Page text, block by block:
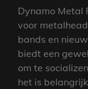
Dynamo Metal
voor
bands en
biedt een
om te
het is